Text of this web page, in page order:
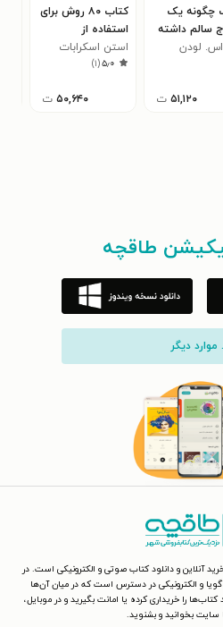
چگونه یک
سالم داشته
لودن
۵۱,۱۲۰ ت
کتاب ۸۰ روش برای
استفاده از
ChatGPT در کلاس
درس
استن اسکرابات
۵٫۰(۱)
۵۰,۶۴۰ ت
طاقچه
موارد دیگر
آنلاین و دانلود کتاب صوتی و الکترونیکی است. در
و الکترونیکی در دسترس است که در میان آن‌ها
را خریداری کرده یا امانت بگیرید و در موبایل،
سایت بخوانید و بشنوید.